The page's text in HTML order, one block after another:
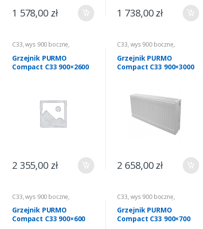
1 578,00 zł 1 738,00zł
C33,wys 900 boczne,
Ogrzewanie Grzejniki CO
Grzejnik PURMO
Compact C33 900×2600
2 355,00 zł
C33, wys 900 boczne,
Ogrzewanie Grzejniki CO
Grzejnik PURMO
Compact C33 900×3000
2 658,00zł
C33,wys 900 boczne,
Ogrzewanie Grzejniki CO
Grzejnik PURMO
Compact C33 900×600
C33, wys 900 boczne,
Ogrzewanie Grzejniki CO
Grzejnik PURMO
Compact C33 900×700